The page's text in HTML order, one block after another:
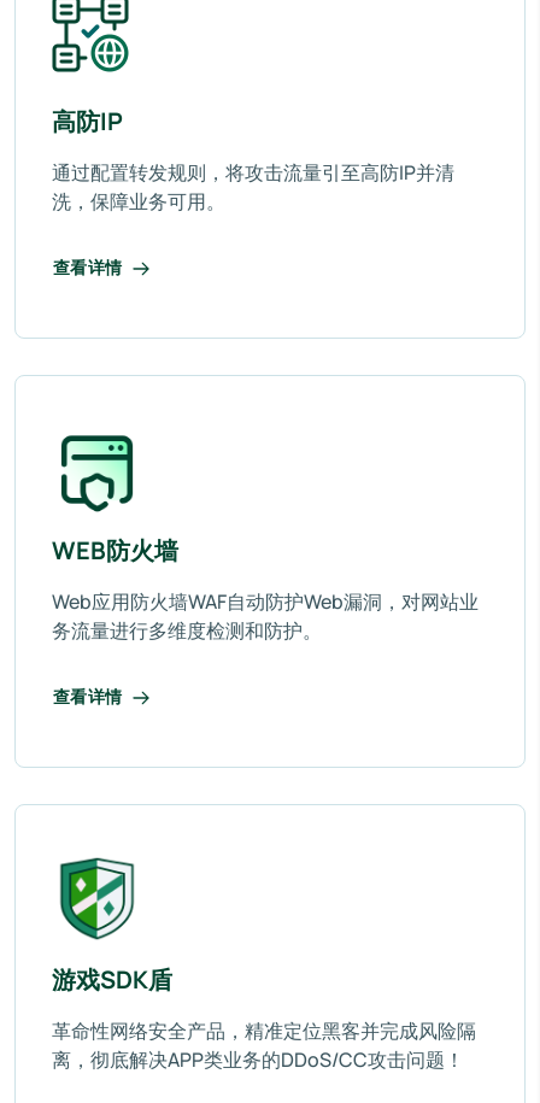
高防IP
通过配置转发规则，将攻击流量引至高防IP并清
洗，保障业务可用。
查看详情
WEB防火墙
Web应用防火墙WAF自动防护Web漏洞，对网站业
务流量进行多维度检测和防护。
查看详情
游戏SDK盾
革命性网络安全产品，精准定位黑客并完成风险隔
离，彻底解决APP类业务的DDoS/CC攻击问题！